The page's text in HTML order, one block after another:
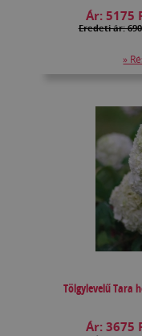
Ár:5175
Eredeti ár:
»
Tölgylevelű Tara
Ár:3675